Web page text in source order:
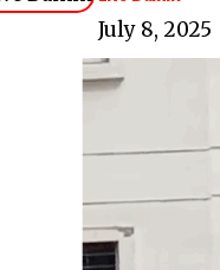
July 8, 2025